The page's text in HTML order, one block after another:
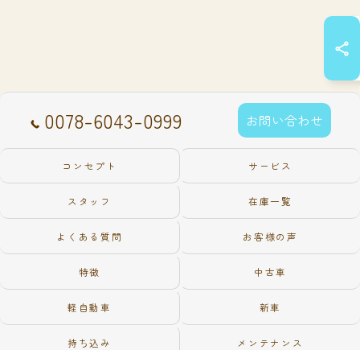
0078-6043-0999 お問い合わせ
コンセプト サービス
スタッフ 在庫一覧
よくある質問 お客様の声
特徴 中古車
軽自動車 新車
持ち込み メンテナンス